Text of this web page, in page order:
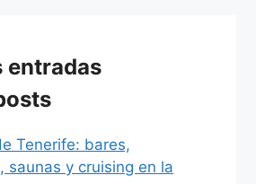
entradas
Tenerife: bares,
saunas y cruising en la